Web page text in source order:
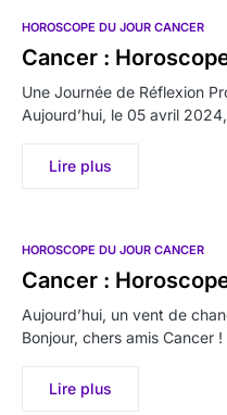
HOROSCOPE DU JOUR CANCER
Cancer :
Une Journée de Réflexion
Aujourd’hui, le 05 avril
Lire plus
HOROSCOPE DU JOUR CANCER
Cancer :
Aujourd’hui, un vent de
Bonjour, chers amis Cancer
Lire plus